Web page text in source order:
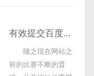
有效提交百度指数可以增加网站关键词库
随之现在网站之
前的比赛不断的晋